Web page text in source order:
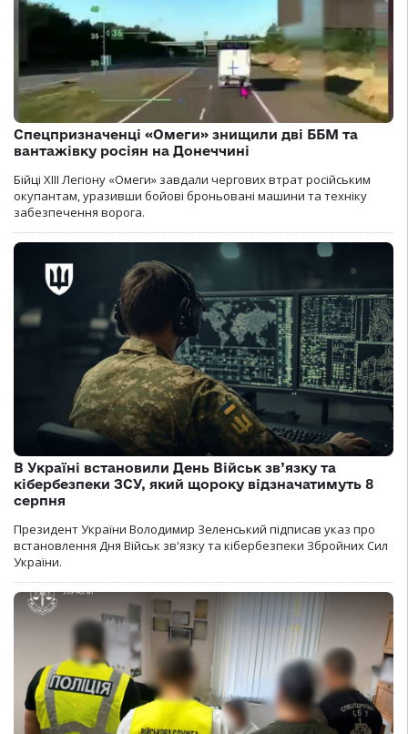
Спецпризначенці «Омеги» знищили дві ББМ та
вантажівку росіян на Донеччині
Бійці ХІІІ Легіону «Омеги» завдали чергових втрат російським
окупантам, уразивши бойові броньовані машини та техніку
забезпечення ворога.
В Україні встановили День Військ зв’язку та
кібербезпеки ЗСУ, який щороку відзначатимуть 8
серпня
Президент України Володимир Зеленський підписав указ про
встановлення Дня Військ зв'язку та кібербезпеки Збройних Сил
України.